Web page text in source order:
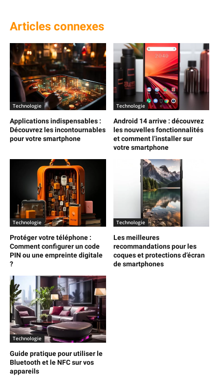
Articles connexes
Technologie
Applications indispensables :
Découvrez les incontournables
pour votre smartphone
Technologie
Android 14 arrive : découvrez
les nouvelles fonctionnalités
et comment l’installer sur
votre smartphone
Technologie
Protéger votre téléphone :
Comment configurer un code
PIN ou une empreinte digitale
?
Technologie
Les meilleures
recommandations pour les
coques et protections d’écran
de smartphones
Technologie
Guide pratique pour utiliser le
Bluetooth et le NFC sur vos
appareils